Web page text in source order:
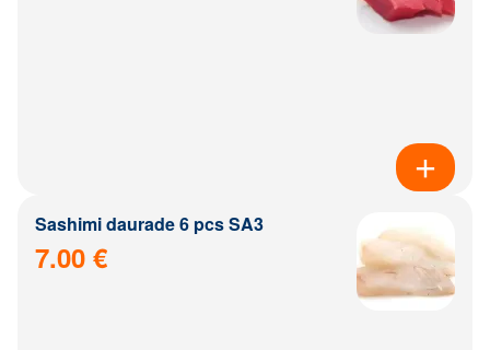
Sashimi daurade 6 pcs SA3
7.00 €